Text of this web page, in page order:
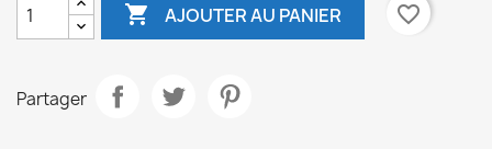
 AJOUTER AU PANIER favorite_border
Partager